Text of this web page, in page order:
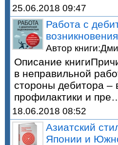
25.06.2018 09:47
Работа с
Автор
Описание
в неправильной
стороны дебитора –
профилактики и
18.06.2018 08:52
Азиатский
Японии и